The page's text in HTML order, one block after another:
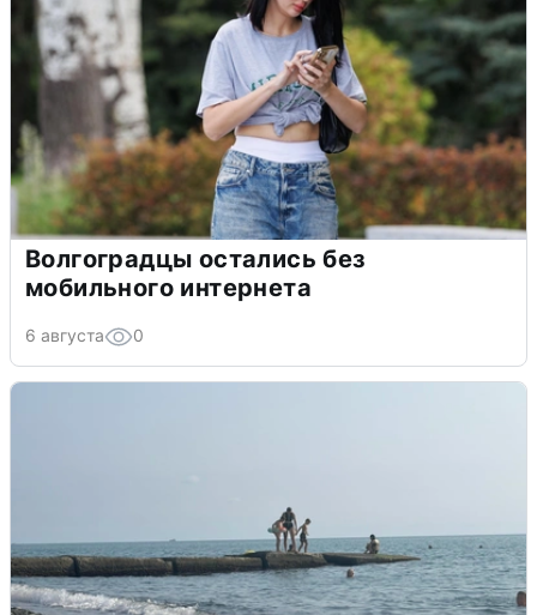
Волгоградцы остались без
мобильного интернета
6 августа 0